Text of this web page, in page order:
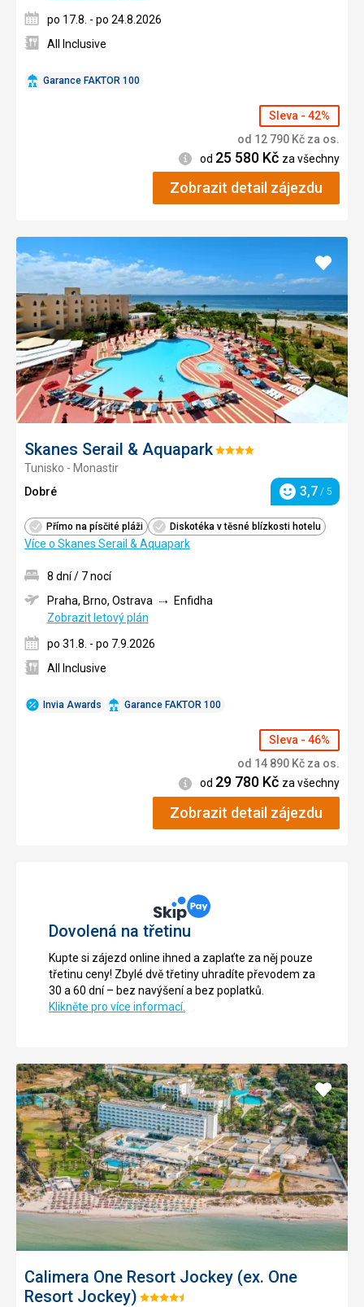
Garance FAKTOR 100
po 17.8. - po 24.8.2026
All Inclusive
Sleva - 42%
od 12 790 Kč za os.
Informace
od 25 580 Kč za všechny
Zobrazit detail zájezdu
Skanes Serail & AquaparkHodnocení:
Tunisko - Monastir
Dobré
Hodnocení
3,7 / 5
Přímo na písčité pláži Diskotéka v těsné blízkosti hotelu
Více o Skanes Serail & Aquapark
Přidat
Invia Awards Garance FAKTOR 100
8 dní / 7 nocí
Praha, Brno, Ostrava
Enfidha
Zobrazit letový plán
po 31.8. - po 7.9.2026
All Inclusive
Sleva - 46%
od 14 890 Kč za os.
Informace
od 29 780 Kč za všechny
Zobrazit detail zájezdu
Dovolená na třetinu
Kupte si zájezd online ihned a zaplaťte za něj pouze
třetinu ceny! Zbylé dvě třetiny uhradíte převodem za
30 a 60 dní – bez navýšení a bez poplatků.
Klikněte pro více informací.
Calimera One Resort Jockey (ex. One
Resort Jockey) Hodnocení:
Přidat
do